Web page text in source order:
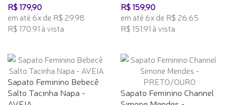
R$ 179,90
em até 6x de R$ 29,98
R$ 170,91 à vista
R$ 159,90
em até 6x de R$ 26,65
R$ 151,91 à vista
Sapato Feminino Bebecê
Salto Tacinha Napa -
Sapato Feminino Channel